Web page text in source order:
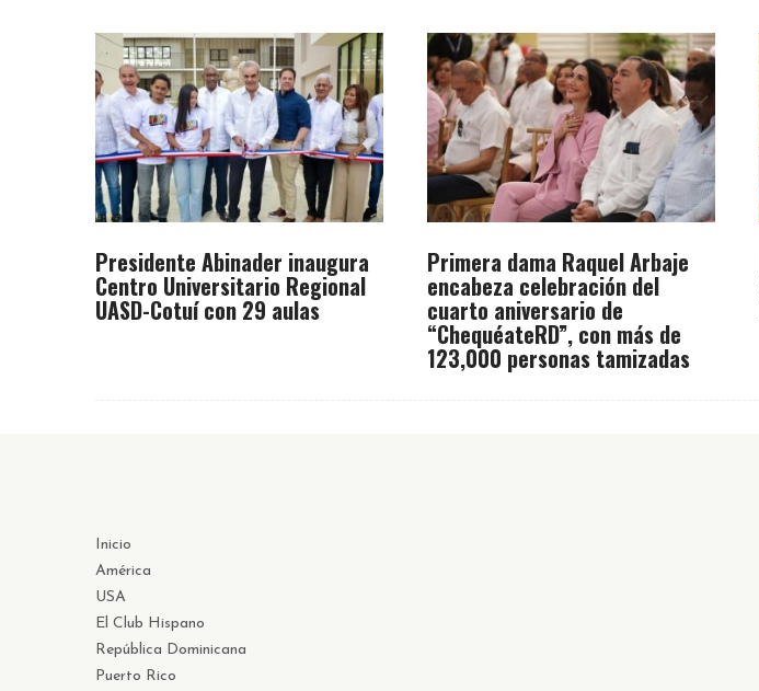
Presidente Abinader inaugura
Centro Universitario Regional
UASD-Cotuí con 29 aulas
Primera dama Raquel Arbaje
encabeza celebración del
cuarto aniversario de
“ChequéateRD”, con más de
123,000 personas tamizadas
Inicio
América
USA
El Club Hispano
República Dominicana
Puerto Rico